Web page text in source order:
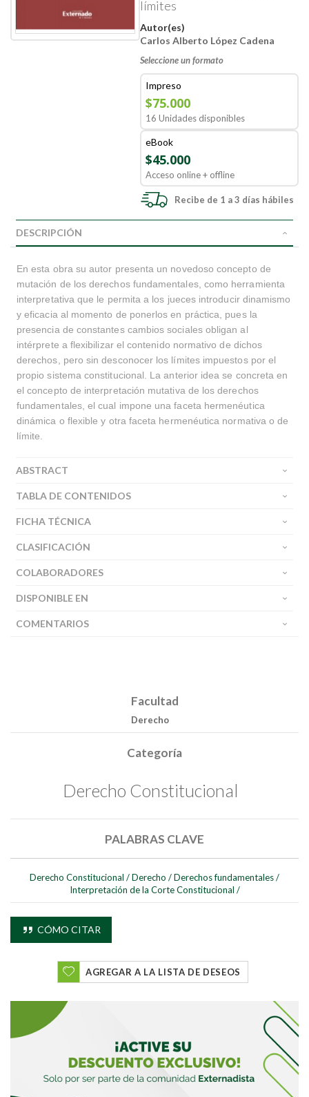
Buscar
límites
Autor(es)
Carlos Alberto López Cadena
Seleccione un formato
Impreso
$75.000
16 Unidades disponibles
eBook
$45.000
Acceso online + offline
Recibe de 1 a 3 días hábiles
DESCRIPCIÓN
En esta obra su autor presenta un novedoso concepto de
mutación de los derechos fundamentales, como herramienta
interpretativa que le permita a los jueces introducir dinamismo
y eficacia al momento de ponerlos en práctica, pues la
presencia de constantes cambios sociales obligan al
intérprete a flexibilizar el contenido normativo de dichos
derechos, pero sin desconocer los límites impuestos por el
propio sistema constitucional. La anterior idea se concreta en
el concepto de interpretación mutativa de los derechos
fundamentales, el cual impone una faceta hermenéutica
dinámica o flexible y otra faceta hermenéutica normativa o de
límite.
ABSTRACT
TABLA DE CONTENIDOS
FICHA TÉCNICA
CLASIFICACIÓN
COLABORADORES
DISPONIBLE EN
COMENTARIOS
Facultad
Derecho
Categoría
Derecho Constitucional
PALABRAS CLAVE
Derecho Constitucional /Derecho /Derechos fundamentales/
Interpretación de la Corte Constitucional /
CÓMO CITAR
AGREGAR A LA LISTA DE DESEOS